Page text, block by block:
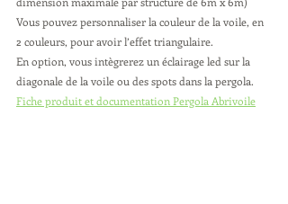
Vous pouvez personnaliser la couleur de la voile, en
2 couleurs, pour avoir l’effet triangulaire.
En option, vous intègrerez un éclairage led sur la
diagonale de la voile ou des spots dans la pergola.
Fiche produit et documentation Pergola Abrivoile